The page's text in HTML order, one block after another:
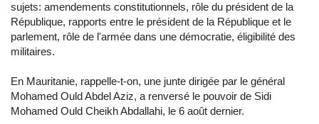
sujets: amendements constitutionnels, rôle du président de la
République, rapports entre le président de la République et le
parlement, rôle de l'armée dans une démocratie, éligibilité des
militaires.
En Mauritanie, rappelle-t-on, une junte dirigée par le général
Mohamed Ould Abdel Aziz, a renversé le pouvoir de Sidi
Mohamed Ould Cheikh Abdallahi, le 6 août dernier.